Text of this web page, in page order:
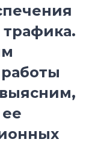
трафика.